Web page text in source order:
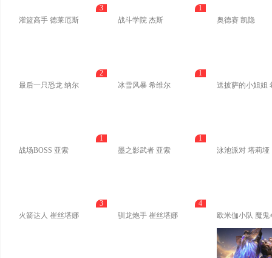
灌篮高手 德莱厄斯
3
战斗学院 杰斯
1
奥德赛 凯隐
最后一只恐龙 纳尔
2
冰雪风暴 希维尔
1
送披萨的小姐姐
战场BOSS 亚索
1
墨之影武者 亚索
1
泳池派对 塔莉垭
火箭达人 崔丝塔娜
3
驯龙炮手 崔丝塔娜
4
欧米伽小队 魔鬼